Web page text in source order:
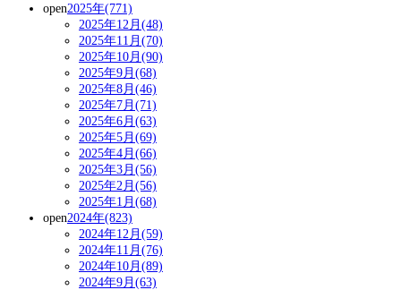
open2025年(771)
2025年12月(48)
2025年11月(70)
2025年10月(90)
2025年9月(68)
2025年8月(46)
2025年7月(71)
2025年6月(63)
2025年5月(69)
2025年4月(66)
2025年3月(56)
2025年2月(56)
2025年1月(68)
open2024年(823)
2024年12月(59)
2024年11月(76)
2024年10月(89)
2024年9月(63)